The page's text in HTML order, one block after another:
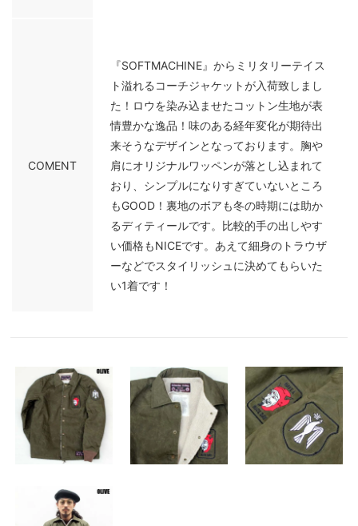
COMENT
『SOFTMACHINE』からミリタリーテイス
ト溢れるコーチジャケットが入荷致しまし
た！ロウを染み込ませたコットン生地が表
情豊かな逸品！味のある経年変化が期待出
来そうなデザインとなっております。胸や
肩にオリジナルワッペンが落とし込まれて
おり、シンプルになりすぎていないところ
もGOOD！裏地のボアも冬の時期には助か
るディティールです。比較的手の出しやす
い価格もNICEです。あえて細身のトラウザ
ーなどでスタイリッシュに決めてもらいた
い1着です！